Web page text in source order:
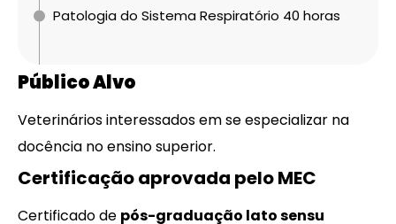
Patologia do Sistema Respiratório 40 horas
Público Alvo
Veterinários interessados em se especializar na
docência no ensino superior.
Certificação aprovada pelo MEC
Certificado de pós-graduação lato sensu